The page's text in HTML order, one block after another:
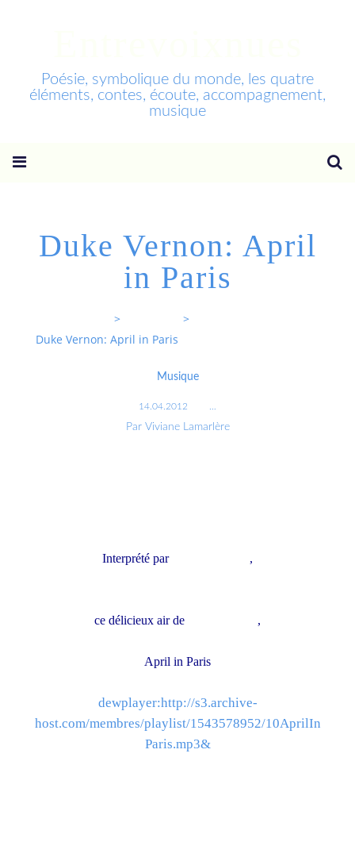
Poésie, symbolique du monde, les quatre
éléments, contes, écoute, accompagnement,
musique
Duke Vernon: April
in Paris
>
>
Duke Vernon: April in Paris
Musique
14.04.2012
Par Viviane Lamarlère
Interprété par ,
ce délicieux air de ,
April in Paris
dewplayer:http://s3.archive-
host.com/membres/playlist/1543578952/10AprilIn
Paris.mp3&